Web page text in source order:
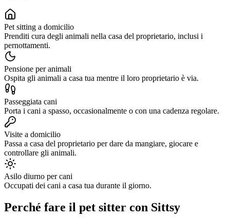
Pet sitting a domicilio
Prenditi cura degli animali nella casa del proprietario, inclusi i
pernottamenti.
Pensione per animali
Ospita gli animali a casa tua mentre il loro proprietario è via.
Passeggiata cani
Porta i cani a spasso, occasionalmente o con una cadenza regolare.
Visite a domicilio
Passa a casa del proprietario per dare da mangiare, giocare e
controllare gli animali.
Asilo diurno per cani
Occupati dei cani a casa tua durante il giorno.
Perché fare il pet sitter con Sittsy